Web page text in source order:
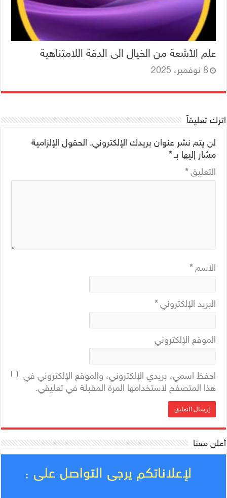
علم الأشعة من الخيال الى الدقة اللامتناهية
8 نوفمبر، 2025
اترك تعليقاً
لن يتم نشر عنوان بريدك الإلكتروني. الحقول الإلزامية
مشار إليها بـ*
التعليق*
الاسم*
البريد الإلكتروني*
الموقع الإلكتروني
احفظ اسمي، بريدي الإلكتروني، والموقع الإلكتروني في
هذا المتصفح لاستخدامها المرة المقبلة في تعليقي.
أعلن معنا